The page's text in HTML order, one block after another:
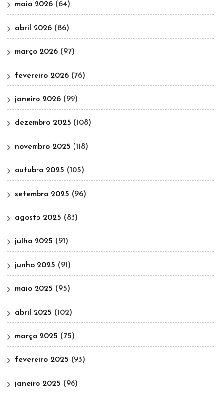
maio 2026 (64)
abril 2026 (86)
março 2026 (97)
fevereiro 2026 (76)
janeiro 2026 (99)
dezembro 2025 (108)
novembro 2025 (118)
outubro 2025 (105)
setembro 2025 (96)
agosto 2025 (83)
julho 2025 (91)
junho 2025 (91)
maio 2025 (95)
abril 2025 (102)
março 2025 (75)
fevereiro 2025 (93)
janeiro 2025 (96)